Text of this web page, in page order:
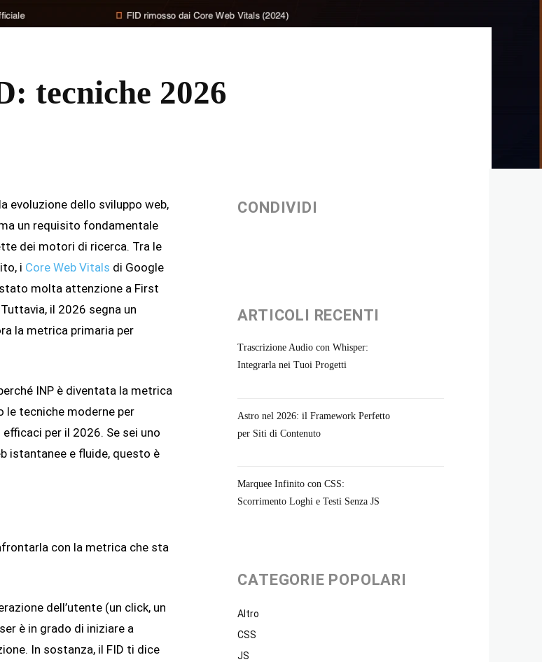
tecniche 2026
evoluzione dello sviluppo web,
un requisito fondamentale
dei motori di ricerca. Tra le
i Core Web Vitals di Google
molta attenzione a First
il 2026 segna un
la metrica primaria per
INP è diventata la metrica
tecniche moderne per
per il 2026. Se sei uno
istantanee e fluide, questo è
con la metrica che sta
dell’utente (un click, un
è in grado di iniziare a
In sostanza, il FID ti dice
CONDIVIDI
ARTICOLI RECENTI
Trascrizione Audio con Whisper:
Integrarla nei Tuoi Progetti
Astro nel 2026: il Framework Perfetto
per Siti di Contenuto
Marquee Infinito con CSS:
Scorrimento Loghi e Testi Senza JS
CATEGORIE POPOLARI
Altro
CSS
JS